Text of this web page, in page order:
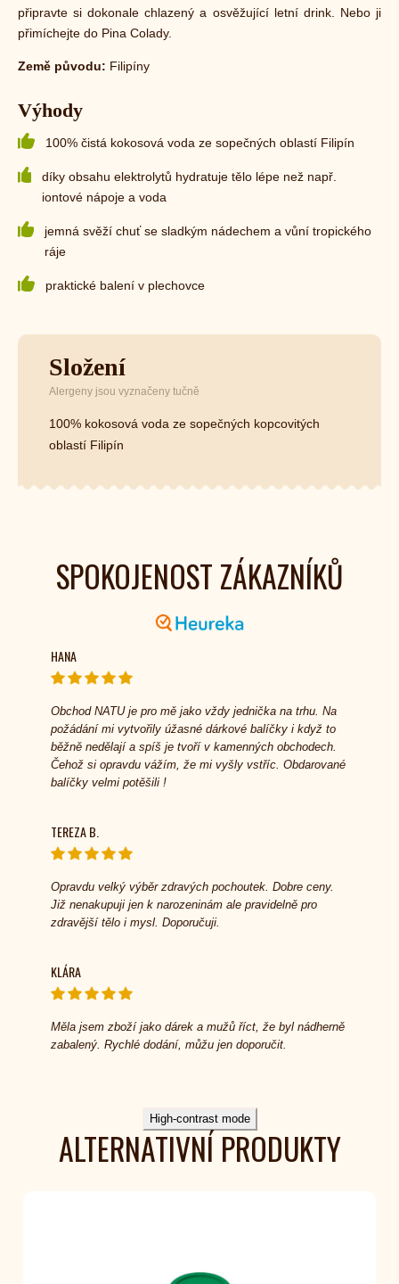
připravte si dokonale chlazený a osvěžující letní drink. Nebo ji
přimíchejte do Pina Colady.
Země původu: Filipíny
Výhody
100% čistá kokosová voda ze sopečných oblastí Filipín
díky obsahu elektrolytů hydratuje tělo lépe než např.
iontové nápoje a voda
jemná svěží chuť se sladkým nádechem a vůní tropického
ráje
praktické balení v plechovce
Složení
Alergeny jsou vyznačeny tučně
100% kokosová voda ze sopečných kopcovitých
oblastí Filipín
SPOKOJENOST ZÁKAZNÍKŮ
HANA
Obchod NATU je pro mě jako vždy jednička na trhu. Na
požádání mi vytvořily úžasné dárkové balíčky i když to
běžně nedělají a spíš je tvoří v kamenných obchodech.
Čehož si opravdu vážím, že mi vyšly vstříc. Obdarované
balíčky velmi potěšili !
TEREZA B.
Opravdu velký výběr zdravých pochoutek. Dobre ceny.
Již nenakupuji jen k narozeninám ale pravidelně pro
zdravější tělo i mysl. Doporučuji.
KLÁRA
Měla jsem zboží jako dárek a mužů říct, že byl nádherně
zabalený. Rychlé dodání, můžu jen doporučit.
High-contrast mode
ALTERNATIVNÍ PRODUKTY